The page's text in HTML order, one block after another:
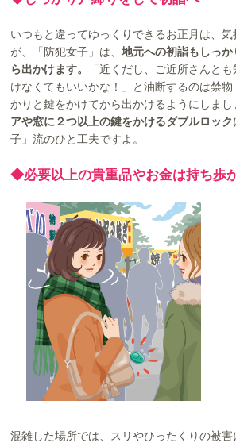
いつもと違ってゆっくりできるお正月は、
が、「防犯女子」は、地元への初詣もしっ
ら出かけます。
「近くだし、ご近所さんと
けなくてもいいかな！」と油断するのは禁
かりと鍵をかけてから出かけるようにしまし
アや窓に２つ以上の鍵をかけるダブルロック
子」流のひと工夫ですよ。
◆必要以上の貴重品やお金は持ち歩
混雑した場所では、スリやひったくりの被